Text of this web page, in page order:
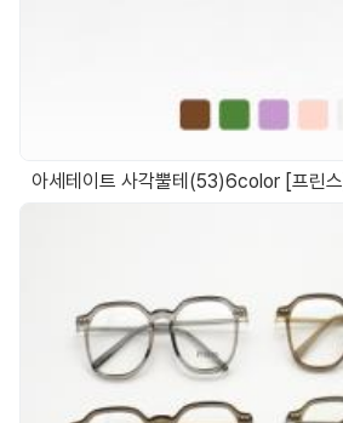
아세테이트 사각뿔테(53)6color [프린